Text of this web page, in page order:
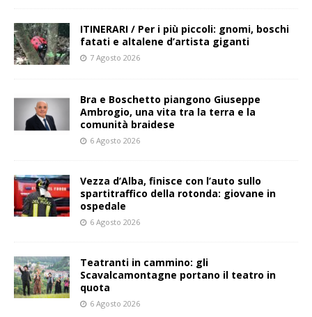
ITINERARI / Per i più piccoli: gnomi, boschi
fatati e altalene d’artista giganti
7 Agosto 2026
Bra e Boschetto piangono Giuseppe
Ambrogio, una vita tra la terra e la
comunità braidese
6 Agosto 2026
Vezza d’Alba, finisce con l’auto sullo
spartitraffico della rotonda: giovane in
ospedale
6 Agosto 2026
Teatranti in cammino: gli
Scavalcamontagne portano il teatro in
quota
6 Agosto 2026